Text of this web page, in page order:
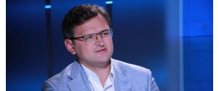
Українською